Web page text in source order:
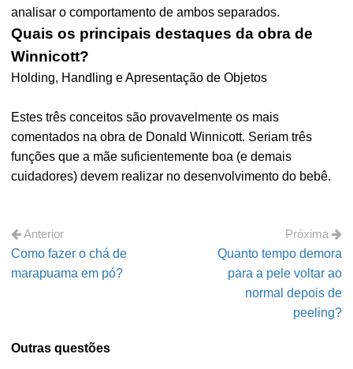
analisar o comportamento de ambos separados.
Quais os principais destaques da obra de
Winnicott?
Holding, Handling e Apresentação de Objetos
Estes três conceitos são provavelmente os mais
comentados na obra de Donald Winnicott. Seriam três
funções que a mãe suficientemente boa (e demais
cuidadores) devem realizar no desenvolvimento do bebê.
Anterior
Como fazer o chá de
marapuama em pó?
Próxima
Quanto tempo demora
para a pele voltar ao
normal depois de
peeling?
Outras questões